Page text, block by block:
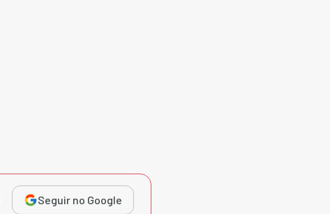
Seguir no Google